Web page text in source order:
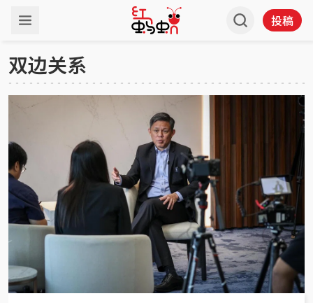
投稿
双边关系